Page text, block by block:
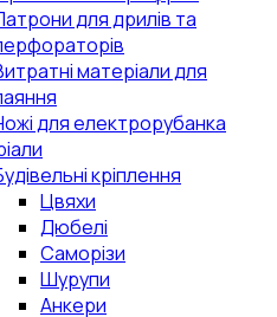
для дрилів та
матеріали для
для електрорубанка
кріплення
Цвяхи
Дюбелі
Саморізи
Шурупи
Анкери